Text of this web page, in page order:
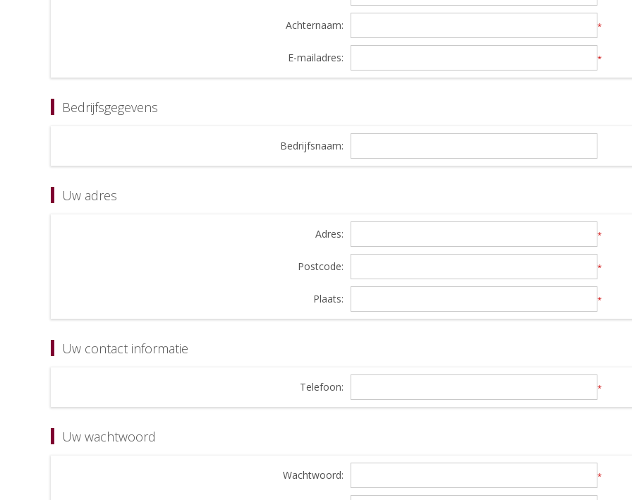
Achternaam: *
E-mailadres: *
Bedrijfsgegevens
Bedrijfsnaam:
Uw adres
Adres: *
Postcode: *
Plaats: *
Uw contact informatie
Telefoon: *
Uw wachtwoord
Wachtwoord: *